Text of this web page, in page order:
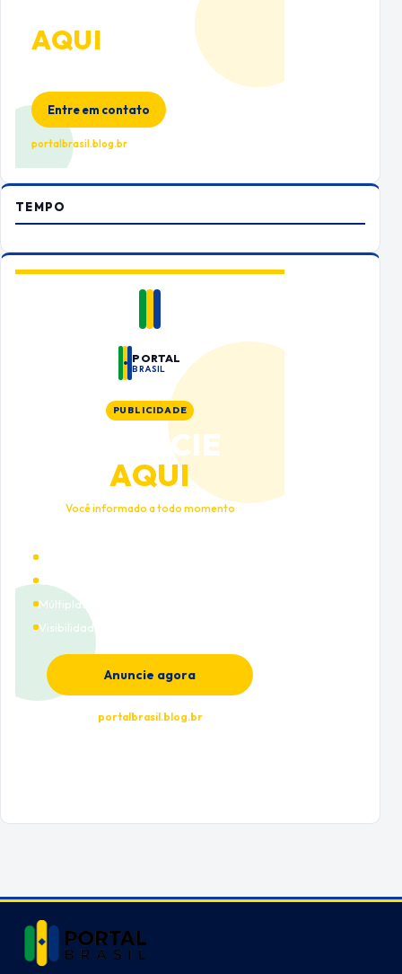
AQUI
Entre em contato
portalbrasil.blog.br
TEMPO
PORTAL
BRASIL
PUBLICIDADE
ANUNCIE
AQUI
Você informado a todo momento
Múltiplas categorias
Visibilidade premium
Anuncie agora
portalbrasil.blog.br